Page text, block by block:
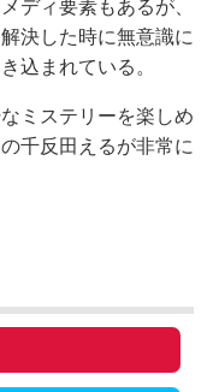
ディ要素もあるが、
決した時に無意識に
込まれている。
ミステリーを楽しめ
千反田えるが非常に